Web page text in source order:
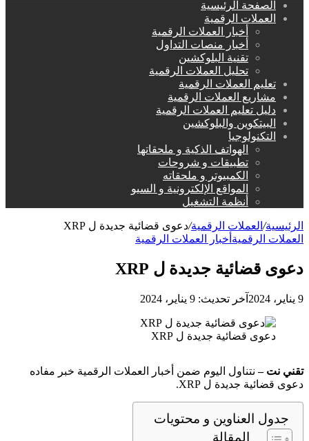
الصفحة الرئيسية
العملات الرقمية
أخبار العملات الرقمية
أخبار منصات التداول
تقنية البلوكشين
تحليل العملات الرقمية
تعليم العملات الرقمية
مشاريع العملات الرقمية
دليل تعليم العملات الرقمية
البيتكوين والبلوكشين
التكنولوجيا
الهواتف الذكية و ملحقاتها
تطبيقات و شروحات
الكمبيوتر و ملحقاته
المواقع الإلكترونية و السيو
أنظمة التشغيل
الرئيسية/ العملات الرقمية/دعوى قضائية جديدة ل XRP
العملات الرقمية أخبار العملات الرقمية
دعوى قضائية جديدة ل XRP
9 يناير، 2024 آخر تحديث: 9 يناير، 2024
دعوى قضائية جديدة ل XRP
تقني نت – نتناول اليوم ضمن أخبار العملات الرقمية خبر مفاده
دعوى قضائية جديدة ل XRP.
جدول العناوين و محتويات
المقالة